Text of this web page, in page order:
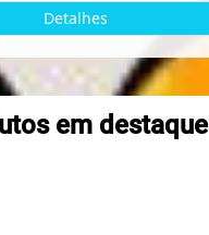
Detalhes
em destaque